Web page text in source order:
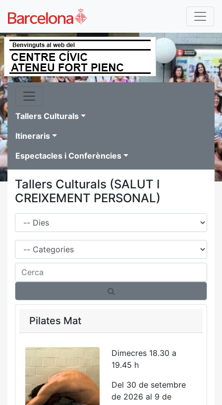
Tallers Culturals
Itineraris
Espectacles i Conferències
Tallers Culturals (SALUT I
CREIXEMENT PERSONAL)
Dies
Família
Cerca
Pilates Mat
Dimecres 18.30 a
19.45 h
Del 30 de setembre
de 2026 al 9 de